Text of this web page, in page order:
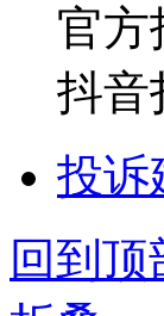
官方
抖音
投诉
回到顶